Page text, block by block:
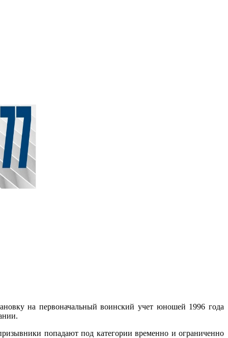
на первоначальный воинский учет юношей 1996 года
попадают под категории временно и ограниченно